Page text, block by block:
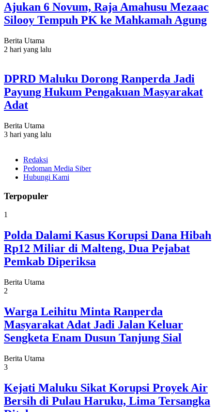
Ajukan 6 Novum, Raja Amahusu Mezaac
Silooy Tempuh PK ke Mahkamah Agung
Berita Utama
2 hari yang lalu
DPRD Maluku Dorong Ranperda Jadi
Payung Hukum Pengakuan Masyarakat
Adat
Berita Utama
3 hari yang lalu
Redaksi
Pedoman Media Siber
Hubungi Kami
Terpopuler
1
Polda Dalami Kasus Korupsi Dana Hibah
Rp12 Miliar di Malteng, Dua Pejabat
Pemkab Diperiksa
Berita Utama
2
Warga Leihitu Minta Ranperda
Masyarakat Adat Jadi Jalan Keluar
Sengketa Enam Dusun Tanjung Sial
Berita Utama
3
Kejati Maluku Sikat Korupsi Proyek Air
Bersih di Pulau Haruku, Lima Tersangka